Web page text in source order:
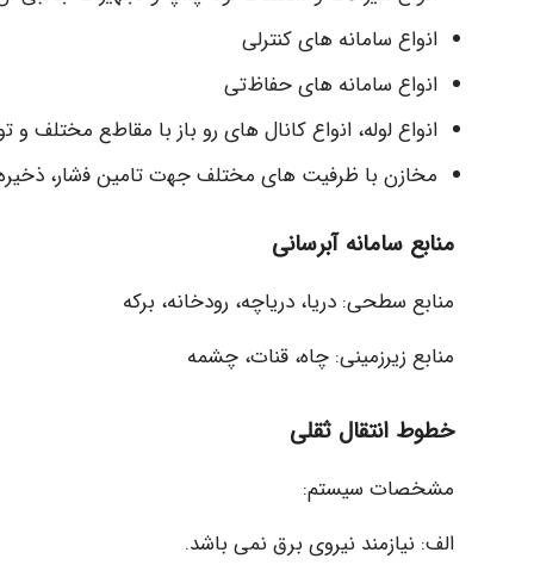
اﻧواع ﺳﺎﻣﺎنه ھﺎی کنترلی
اﻧواع ﺳﺎﻣﺎنه ھﺎی ﺣﻔﺎظﺗﯽ
اﻧواع ﻟوله، اﻧواع ﮐﺎﻧﺎل ھﺎی رو ﺑﺎز ﺑﺎ ﻣﻘﺎطﻊ مختلف و
مخازن ﺑﺎ ظرفیت ھﺎی مختلف ﺟﮭت ﺗﺎمین ﻓﺷﺎر،
ﻣﻨﺎﺑﻊ ﺳﺎﻣﺎﻧﻪ آﺑﺮﺳﺎﻧﯽ
ﻣﻨﺎﺑﻊ ﺳﻄﺤﯽ: درﯾﺎ، درﯾﺎﭼﻪ، رودﺧﺎﻧﻪ، ﺑﺮﮐﻪ
ﻣﻨﺎﺑﻊ زﯾﺮزﻣﯿﻨﯽ: ﭼﺎه، ﻗﻨﺎت، ﭼﺸﻤﻪ
خطوط انتقال ثقلی
ﻣﺸﺨﺼﺎت ﺳﯿﺴﺘﻢ:
اﻟﻒ: ﻧﯿﺎزﻣﻨﺪ ﻧﯿﺮوی ﺑﺮق ﻧﻤﯽ ﺑﺎﺷﺪ.